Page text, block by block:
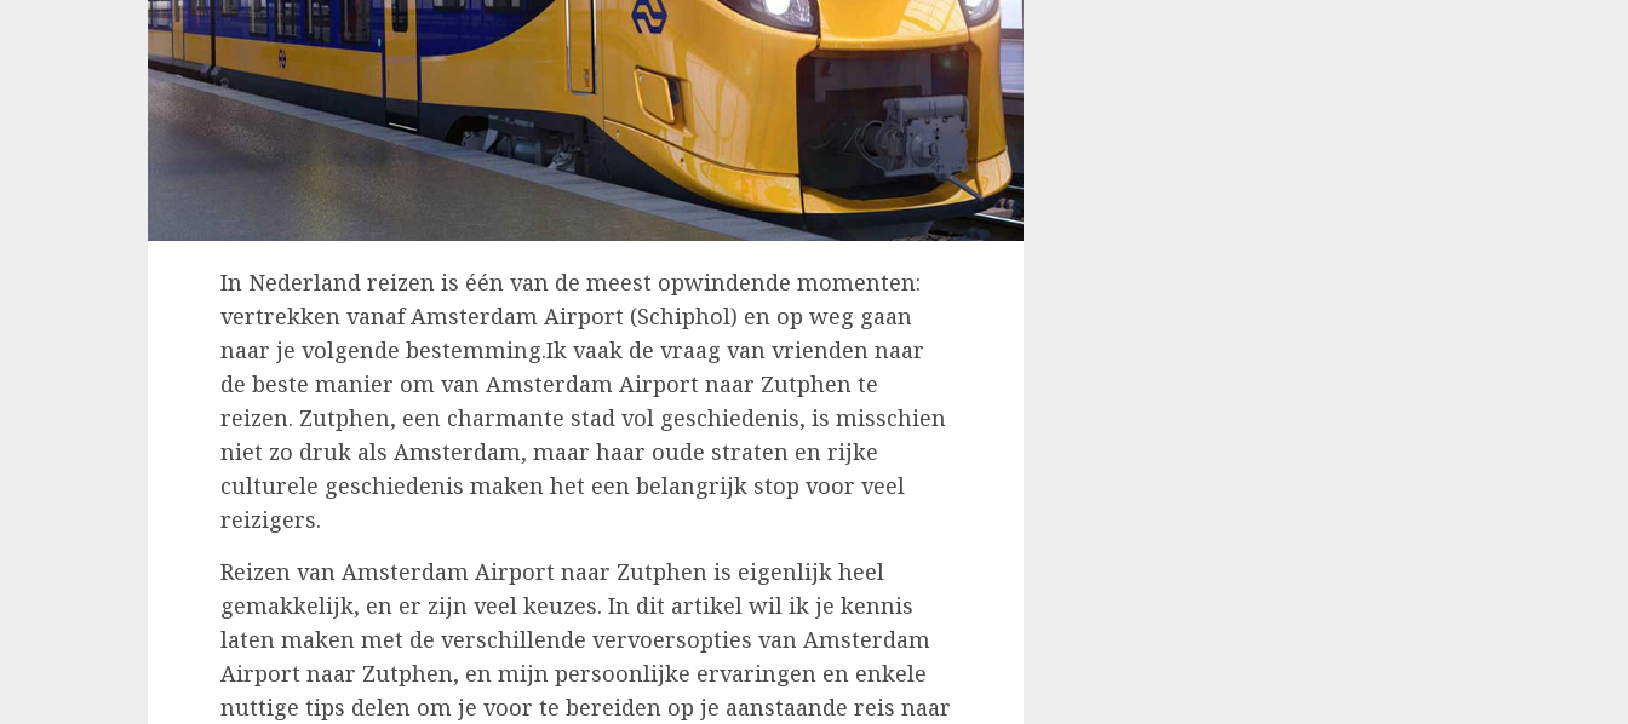
In Nederland reizen is één van de meest opwindende momenten:
vertrekken vanaf Amsterdam Airport (Schiphol) en op weg gaan
naar je volgende bestemming.Ik vaak de vraag van vrienden naar
de beste manier om van Amsterdam Airport naar Zutphen te
reizen. Zutphen, een charmante stad vol geschiedenis, is misschien
niet zo druk als Amsterdam, maar haar oude straten en rijke
culturele geschiedenis maken het een belangrijk stop voor veel
reizigers.
Reizen van Amsterdam Airport naar Zutphen is eigenlijk heel
gemakkelijk, en er zijn veel keuzes. In dit artikel wil ik je kennis
laten maken met de verschillende vervoersopties van Amsterdam
Airport naar Zutphen, en mijn persoonlijke ervaringen en enkele
nuttige tips delen om je voor te bereiden op je aanstaande reis naar